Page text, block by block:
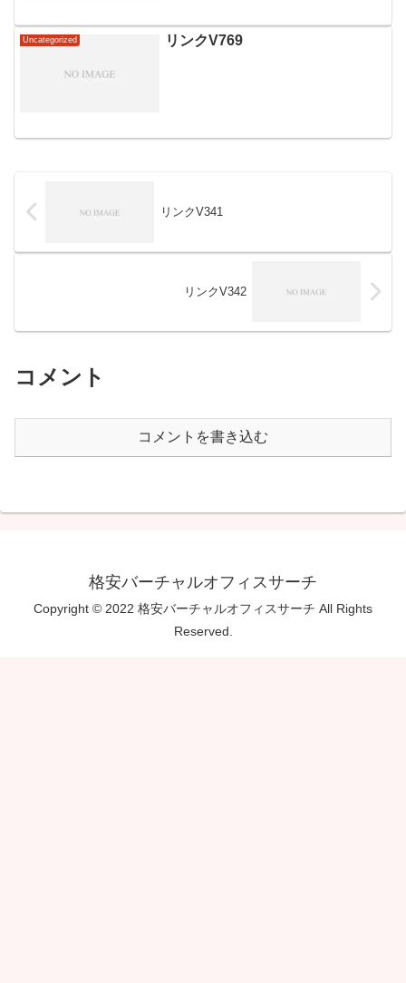
Uncategorized リンクV769
リンクV341
リンクV342
コメント
コメントを書き込む
格安バーチャルオフィスサーチ
Copyright © 2022 格安バーチャルオフィスサーチ All Rights
Reserved.